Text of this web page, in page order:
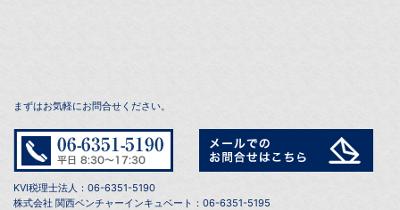
まずはお気軽にお問合せください。
KVI税理士法人：06-6351-5190
株式会社 関西ベンチャーインキュベート：06-6351-5195